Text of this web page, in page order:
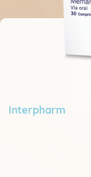
Interpharm